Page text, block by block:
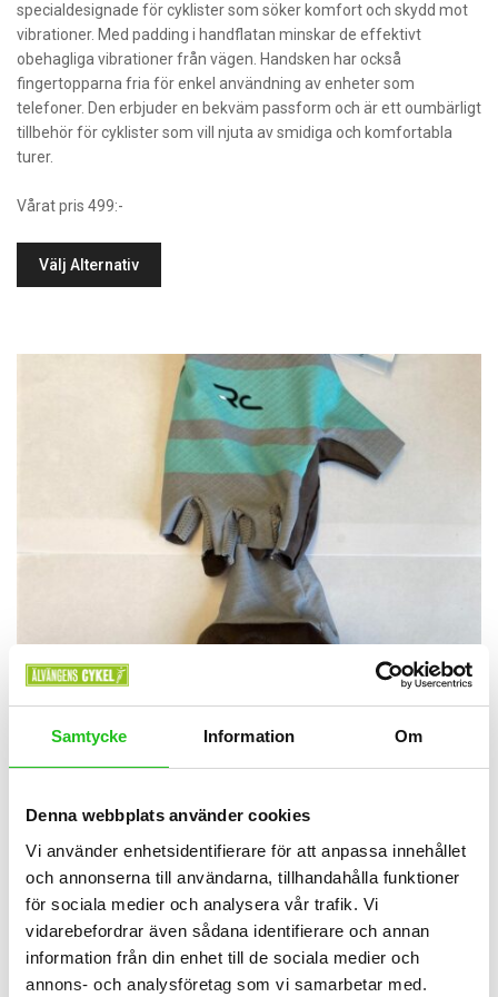
Samtycke Information Om
Denna webbplats använder cookies
Vi använder enhetsidentifierare för att anpassa innehållet
och annonserna till användarna, tillhandahålla funktioner
för sociala medier och analysera vår trafik. Vi
vidarebefordrar även sådana identifierare och annan
information från din enhet till de sociala medier och
annons- och analysföretag som vi samarbetar med.
specialdesignade för cyklister som söker komfort och skydd mot
vibrationer. Med padding i handflatan minskar de effektivt
obehagliga vibrationer från vägen. Handsken har också
fingertopparna fria för enkel användning av enheter som
telefoner. Den erbjuder en bekväm passform och är ett oumbärligt
tillbehör för cyklister som vill njuta av smidiga och komfortabla
turer.
Vårat pris 499:-
Välj Alternativ
Bianchi RC Gloves
649,00kr
Bianchi RC Gloves utan fingertoppar är specialdesignade för
cyklister som söker komfort och skydd mot vibrationer. Med
padding i handflatan minskar de effektivt obehagliga vibrationer
från vägen. Handsken har också fingertopparna fria för enkel